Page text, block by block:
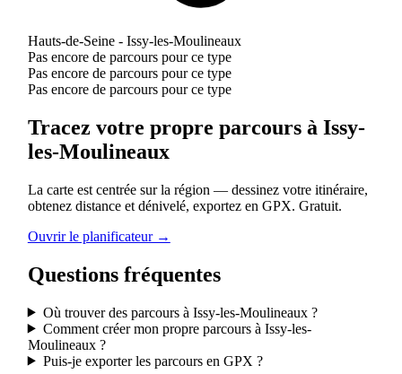
Hauts-de-Seine - Issy-les-Moulineaux
Pas encore de parcours pour ce type
Pas encore de parcours pour ce type
Pas encore de parcours pour ce type
Tracez votre propre parcours à Issy-
les-Moulineaux
La carte est centrée sur la région — dessinez votre itinéraire,
obtenez distance et dénivelé, exportez en GPX. Gratuit.
Ouvrir le planificateur →
Questions fréquentes
Où trouver des parcours à Issy-les-Moulineaux ?
Comment créer mon propre parcours à Issy-les-
Moulineaux ?
Puis-je exporter les parcours en GPX ?